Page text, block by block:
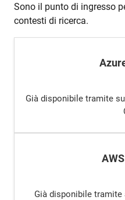
Sono il punto di ingresso
contesti di ricerca.
Già disponibile tramite
Già disponibile